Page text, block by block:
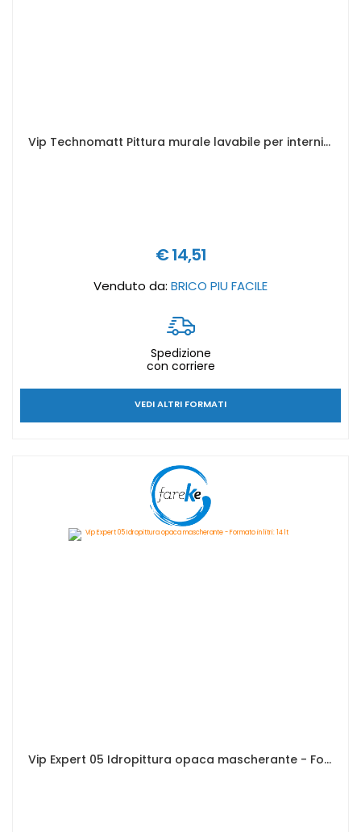
Vip Technomatt Pittura murale lavabile per interni - Formato in litri: 1 lt
€ 14,51
Venduto da: BRICO PIU FACILE
Spedizione
con corriere
VEDI ALTRI FORMATI
Vip Expert 05 Idropittura opaca mascherante - Formato in litri: 14 lt